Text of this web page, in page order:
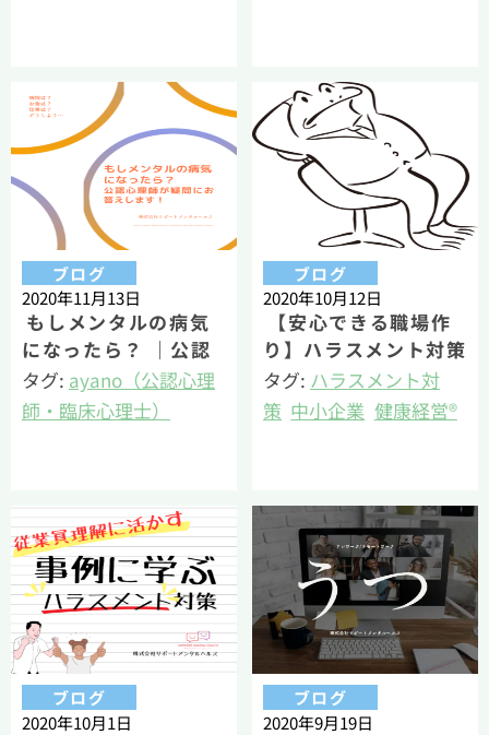
ブログ
2020年11月13日
もしメンタルの病気
になったら？ ｜公認
心理師が疑問にお答え
します！
タグ: ayano（公認心理
師・臨床心理士）
ブログ
2020年10月12日
【安心できる職場作
り】ハラスメント対策
の必要性・重要性｜公
認心理師執筆
タグ: ハラスメント対
策 中小企業 健康経営®
心理士）
ブログ
2020年10月1日
ブログ
2020年9月19日